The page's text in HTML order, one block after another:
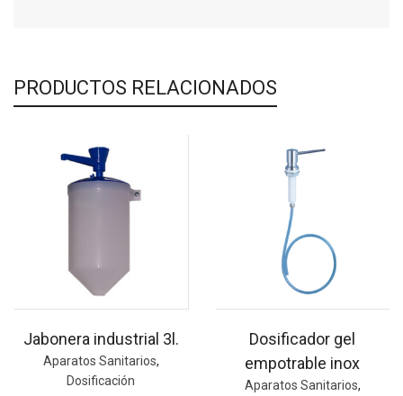
PRODUCTOS RELACIONADOS
Jabonera industrial 3l.
Aparatos Sanitarios,
Dosificación
Dosificador gel
empotrable inox
Aparatos Sanitarios,